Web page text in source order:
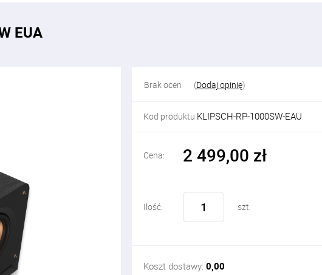
EUA
Brak ocen (Dodaj opinię)
Kod produktu KLIPSCH-RP-1000SW-EAU
Cena: 2 499,00 zł
Ilość: szt.
Koszt dostawy: 0,00